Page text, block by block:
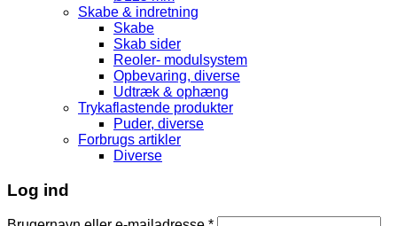
Skabe & indretning
Skabe
Skab sider
Reoler- modulsystem
Opbevaring, diverse
Udtræk & ophæng
Trykaflastende produkter
Puder, diverse
Forbrugs artikler
Diverse
Log ind